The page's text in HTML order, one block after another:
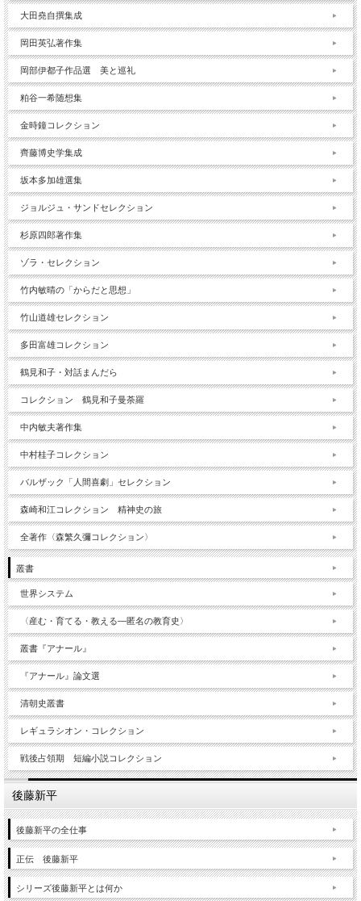
大田堯自撰集成
岡田英弘著作集
岡部伊都子作品選 美と巡礼
粕谷一希随想集
金時鐘コレクション
齊藤博史学集成
坂本多加雄選集
ジョルジュ・サンドセレクション
杉原四郎著作集
ゾラ・セレクション
竹内敏晴の「からだと思想」
竹山道雄セレクション
多田富雄コレクション
鶴見和子・対話まんだら
コレクション 鶴見和子曼荼羅
中内敏夫著作集
中村桂子コレクション
バルザック「人間喜劇」セレクション
森崎和江コレクション 精神史の旅
全著作〈森繁久彌コレクション〉
叢書
世界システム
〈産む・育てる・教える―匿名の教育史〉
叢書『アナール』
『アナール』論文選
清朝史叢書
レギュラシオン・コレクション
戦後占領期 短編小説コレクション
後藤新平
後藤新平の全仕事
正伝 後藤新平
シリーズ後藤新平とは何か